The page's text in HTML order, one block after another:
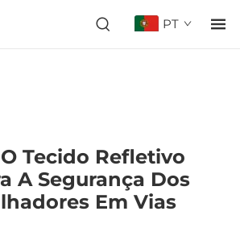
PT
Tecido Refletivo
A Segurança Dos
Em Vias